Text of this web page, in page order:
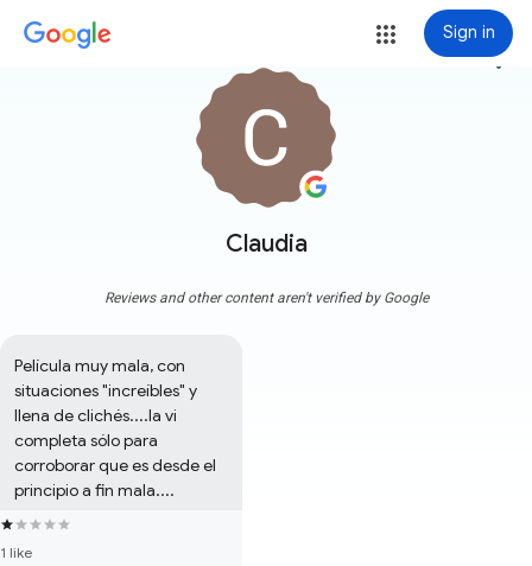
Sign in
Claudia
more_vert
Reviews and other content aren't verified by Google
Película muy mala, con
situaciones "increíbles" y
llena de clichés....la vi
completa sólo para
corroborar que es desde el
principio a fin mala....
1 like